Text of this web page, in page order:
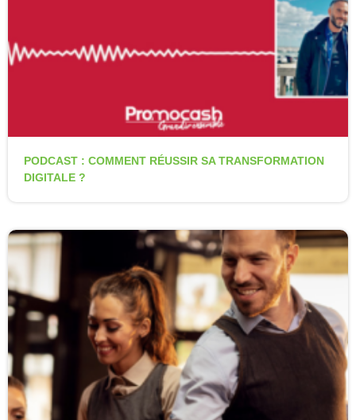
PODCAST : COMMENT RÉUSSIR SA TRANSFORMATION
DIGITALE ?